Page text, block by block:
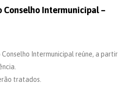
Conselho Intermunicipal –
Conselho Intermunicipal reúne, a partir
tratados.